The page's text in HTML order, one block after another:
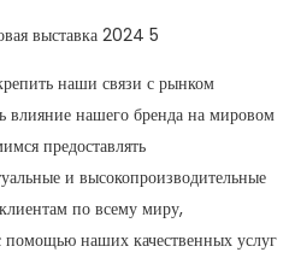
наши связи с рынком
влияние нашего бренда на мировом
предоставлять
и высокопроизводительные
по всему миру,
помощью наших качественных услуг